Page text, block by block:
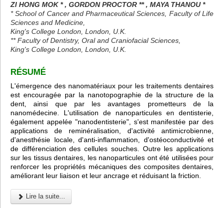
ZI HONG MOK * , GORDON PROCTOR ** , MAYA THANOU *
* School of Cancer and Pharmaceutical Sciences, Faculty of Life
Sciences and Medicine,
King's College London, London, U.K.
** Faculty of Dentistry, Oral and Craniofacial Sciences,
King's College London, London, U.K.
RÉSUMÉ
L'émergence des nanomatériaux pour les traitements dentaires
est encouragée par la nanotopographie de la structure de la
dent, ainsi que par les avantages prometteurs de la
nanomédecine. L'utilisation de nanoparticules en dentisterie,
également appelée "nanodentisterie", s'est manifestée par des
applications de reminéralisation, d'activité antimicrobienne,
d'anesthésie locale, d'anti-inflammation, d'ostéoconductivité et
de différenciation des cellules souches. Outre les applications
sur les tissus dentaires, les nanoparticules ont été utilisées pour
renforcer les propriétés mécaniques des composites dentaires,
améliorant leur liaison et leur ancrage et réduisant la friction.
Lire la suite...